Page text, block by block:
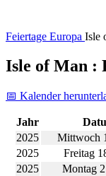
Feiertage Europa Isle
Isle of Man :
📅 Kalender
Jahr
2025
Mittwoch
2025
Freitag
2025
Montag